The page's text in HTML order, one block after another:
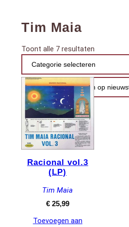
Tim Maia
Toont alle 7 resultatenGesorteerd
nieuwste
Racional vol.3
(LP)
Tim Maia
€25,99
Toevoegen aan